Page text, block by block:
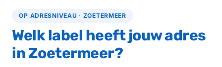
OP ADRESNIVEAU · ZOETERMEER
Welk label heeft jouw adres
in Zoetermeer?